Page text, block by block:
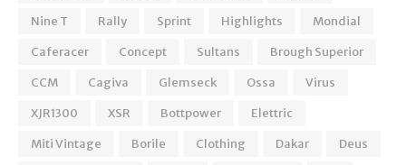
Nine T
Rally Sprint Highlights
Mondial
Caferacer
Concept Sultans
Brough Superior
CCM
Cagiva Glemseck Ossa
Virus
XJR1300
XSR Bottpower
Elettric
Miti Vintage
Borile Clothing Dakar
Deus